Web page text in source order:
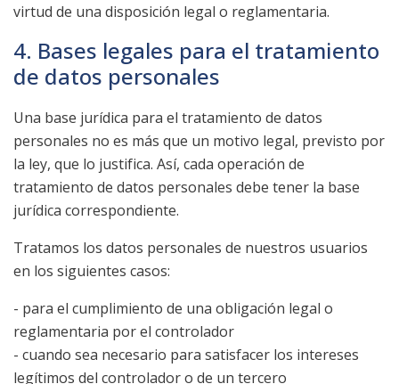
virtud de una disposición legal o reglamentaria.
4. Bases legales para el tratamiento
de datos personales
Una base jurídica para el tratamiento de datos
personales no es más que un motivo legal, previsto por
la ley, que lo justifica. Así, cada operación de
tratamiento de datos personales debe tener la base
jurídica correspondiente.
Tratamos los datos personales de nuestros usuarios
en los siguientes casos:
- para el cumplimiento de una obligación legal o
reglamentaria por el controlador
- cuando sea necesario para satisfacer los intereses
legítimos del controlador o de un tercero